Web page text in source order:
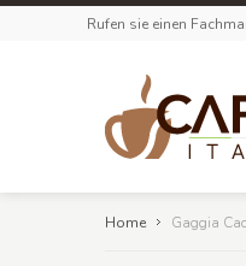
Rufen sie einen
Home Gaggia